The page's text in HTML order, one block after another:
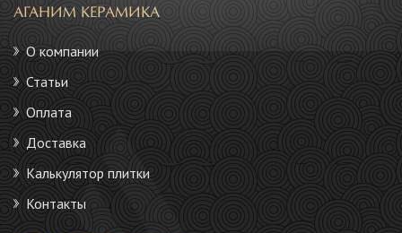
АГАНИМ КЕРАМИКА
О компании
Статьи
Оплата
Доставка
Калькулятор плитки
Контакты